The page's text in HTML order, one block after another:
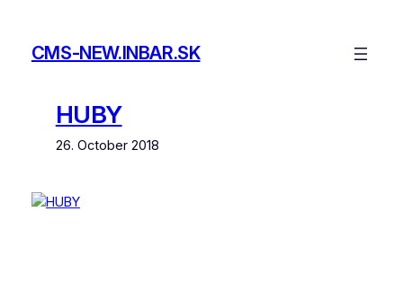
contentCMS-NEW.INBAR.SK
HUBY
26. October 2018